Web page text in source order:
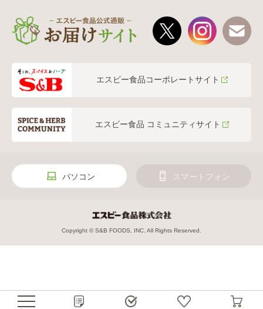
エスビー食品コーポレートサイト
エスビー食品 コミュニティサイト
パソコン スマートフォン
Copyright © S&B FOODS, INC. All Rights Reserved.